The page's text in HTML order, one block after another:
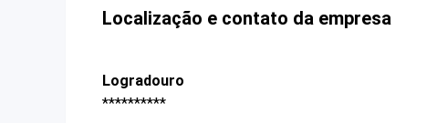
Localização e contato da empresa
Logradouro
**********